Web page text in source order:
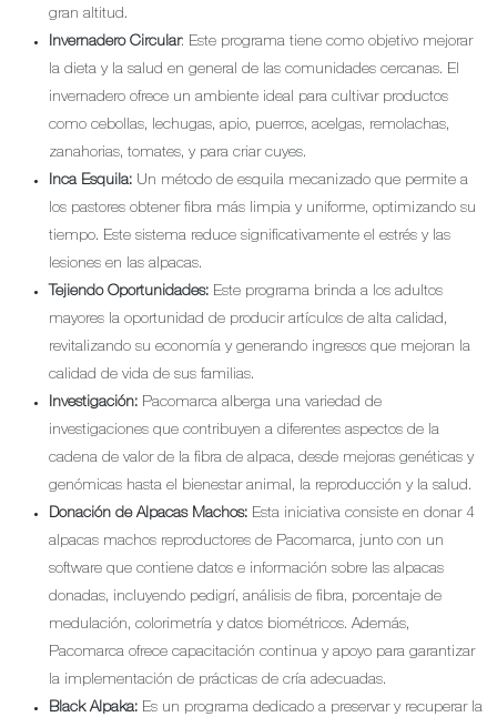
gran altitud.
Invernadero Circular: Este programa tiene como objetivo mejorar
la dieta y la salud en general de las comunidades cercanas. El
invernadero ofrece un ambiente ideal para cultivar productos
como cebollas, lechugas, apio, puerros, acelgas, remolachas,
zanahorias, tomates, y para criar cuyes.
Inca Esquila: Un método de esquila mecanizado que permite a
los pastores obtener fibra más limpia y uniforme, optimizando su
tiempo. Este sistema reduce significativamente el estrés y las
lesiones en las alpacas.
Tejiendo Oportunidades: Este programa brinda a los adultos
mayores la oportunidad de producir artículos de alta calidad,
revitalizando su economía y generando ingresos que mejoran la
calidad de vida de sus familias.
Investigación: Pacomarca alberga una variedad de
investigaciones que contribuyen a diferentes aspectos de la
cadena de valor de la fibra de alpaca, desde mejoras genéticas y
genómicas hasta el bienestar animal, la reproducción y la salud.
Donación de Alpacas Machos: Esta iniciativa consiste en donar 4
alpacas machos reproductores de Pacomarca, junto con un
software que contiene datos e información sobre las alpacas
donadas, incluyendo pedigrí, análisis de fibra, porcentaje de
medulación, colorimetría y datos biométricos. Además,
Pacomarca ofrece capacitación continua y apoyo para garantizar
la implementación de prácticas de cría adecuadas.
Black Alpaka: Es un programa dedicado a preservar y recuperar la